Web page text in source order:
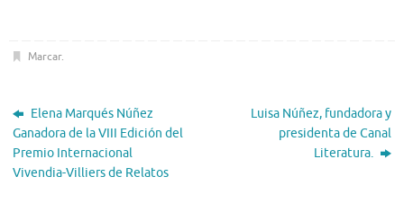
Marcar.
Elena Marqués Núñez
Ganadora de la VIII Edición del
Premio Internacional
Vivendia-Villiers de Relatos
Luisa Núñez, fundadora y
presidenta de Canal
Literatura.